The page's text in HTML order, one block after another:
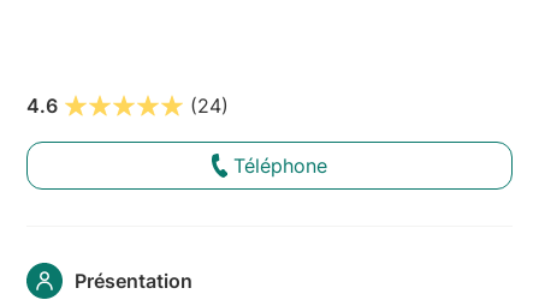
4.6 (24)
Téléphone
Présentation